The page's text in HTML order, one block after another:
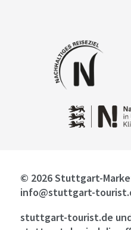
© 2026 Stuttgart-
info@stuttgart-
stuttgart-tourist.de